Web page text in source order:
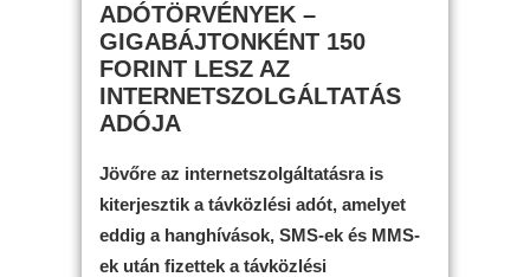
ADÓTÖRVÉNYEK –
GIGABÁJTONKÉNT 150
FORINT LESZ AZ
INTERNETSZOLGÁLTATÁS
ADÓJA
Jövőre az internetszolgáltatásra is
kiterjesztik a távközlési adót, amelyet
eddig a hanghívások, SMS-ek és MMS-
ek után fizettek a távközlési